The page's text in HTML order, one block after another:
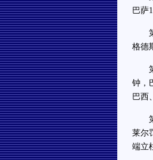
巴萨
第
格德
第
钟，
巴西
第
莱尔
端立